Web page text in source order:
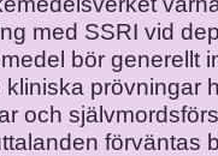
med SSRI vid
bör generellt
prövningar
och
förväntas